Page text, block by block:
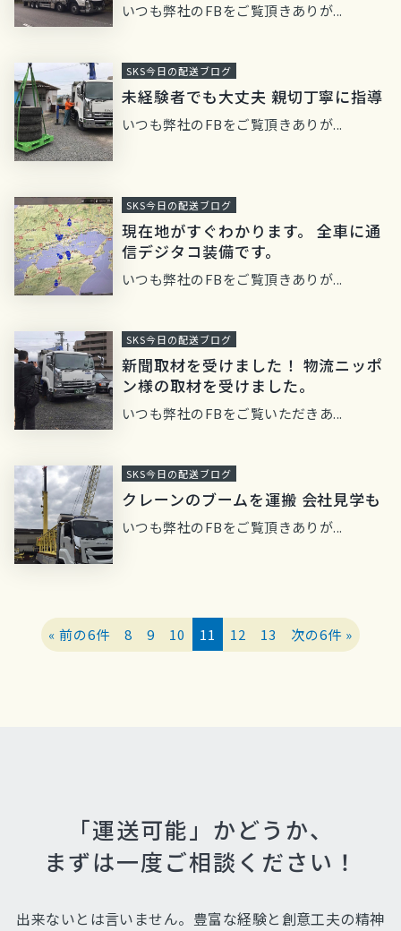
いつも弊社のFBをご覧頂きありが...
SKS今日の配送ブログ
未経験者でも大丈夫 親切丁寧に指導
いつも弊社のFBをご覧頂きありが...
SKS今日の配送ブログ
現在地がすぐわかります。 全車に通
信デジタコ装備です。
いつも弊社のFBをご覧頂きありが...
SKS今日の配送ブログ
新聞取材を受けました！ 物流ニッポ
ン様の取材を受けました。
いつも弊社のFBをご覧いただきあ...
SKS今日の配送ブログ
クレーンのブームを運搬 会社見学も
いつも弊社のFBをご覧頂きありが...
« 前の6件 8 9 10 11 12 13 次の6件 »
「運送可能」かどうか、
まずは一度ご相談ください！
出来ないとは言いません。豊富な経験と創意工夫の精神